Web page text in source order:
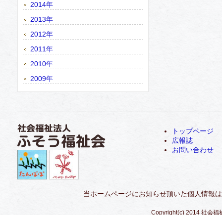
2014年
2013年
2012年
2011年
2010年
2009年
トップページ
広報誌
お問い合わせ
当ホームページにお知らせ頂いた個人情報
Copyright(c) 2014 社会